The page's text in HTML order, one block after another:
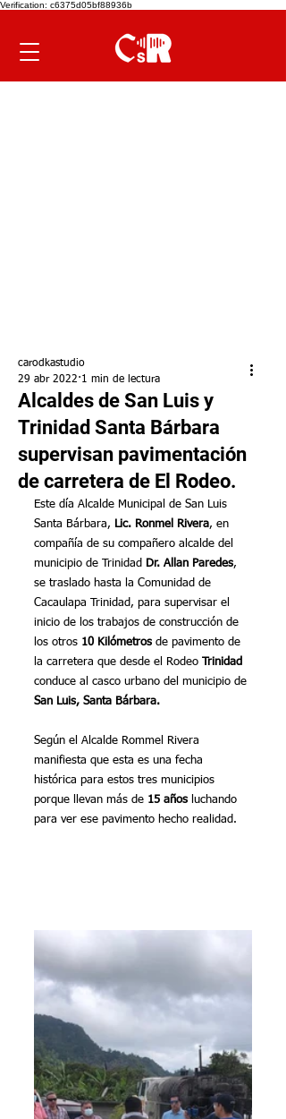
Verification: c6375d05bf88936b
Alcaldes de San Luis y
Trinidad Santa Bárbara
supervisan pavimentación
de carretera de El Rodeo.
carodkastudio
29 abr 2022 1 min de lectura
Este día Alcalde Municipal de San Luis
Santa Bárbara, Lic. Ronmel Rivera, en
compañía de su compañero alcalde del
municipio de Trinidad Dr. Allan Paredes,
se traslado hasta la Comunidad de
Cacaulapa Trinidad, para supervisar el
inicio de los trabajos de construcción de
los otros 10 Kilómetros de pavimento de
la carretera que desde el Rodeo Trinidad
conduce al casco urbano del municipio de
San Luis, Santa Bárbara.
Según el Alcalde Rommel Rivera
manifiesta que esta es una fecha
histórica para estos tres municipios
porque llevan más de 15 años luchando
para ver ese pavimento hecho realidad.